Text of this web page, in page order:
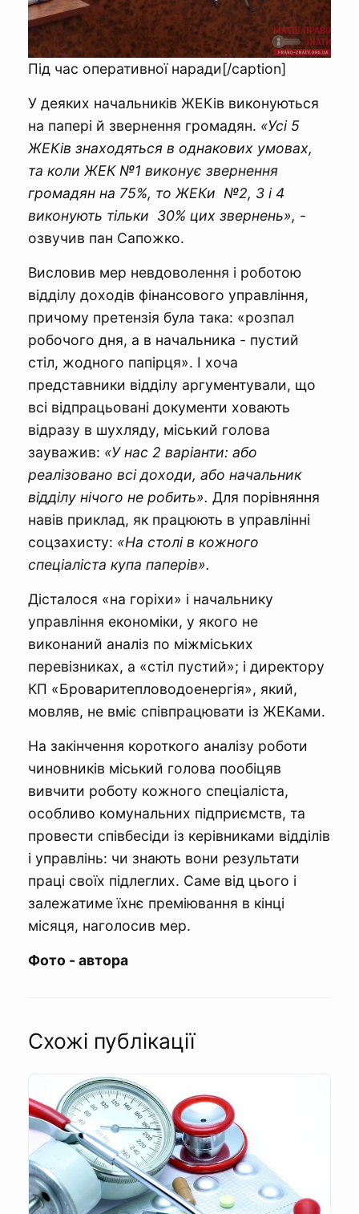
Під час оперативної наради[/caption]
У деяких начальників ЖЕКів виконуються
на папері й звернення громадян. «Усі 5
ЖЕКів знаходяться в однакових умовах,
та коли ЖЕК №1 виконує звернення
громадян на 75%, то ЖЕКи №2, 3 і 4
виконують тільки 30% цих звернень», -
озвучив пан Сапожко.
Висловив мер невдоволення і роботою
відділу доходів фінансового управління,
причому претензія була така: «розпал
робочого дня, а в начальника - пустий
стіл, жодного папірця». І хоча
представники відділу аргументували, що
всі відпрацьовані документи ховають
відразу в шухляду, міський голова
зауважив: «У нас 2 варіанти: або
реалізовано всі доходи, або начальник
відділу нічого не робить». Для порівняння
навів приклад, як працюють в управлінні
соцзахисту: «На столі в кожного
спеціаліста купа паперів».
Дісталося «на горіхи» і начальнику
управління економіки, у якого не
виконаний аналіз по міжміських
перевізниках, а «стіл пустий»; і директору
КП «Броваритепловодоенергія», який,
мовляв, не вміє співпрацювати із ЖЕКами.
На закінчення короткого аналізу роботи
чиновників міський голова пообіцяв
вивчити роботу кожного спеціаліста,
особливо комунальних підприємств, та
провести співбесіди із керівниками відділів
і управлінь: чи знають вони результати
праці своїх підлеглих. Саме від цього і
залежатиме їхнє преміювання в кінці
місяця, наголосив мер.
Фото - автора
Схожі публікації